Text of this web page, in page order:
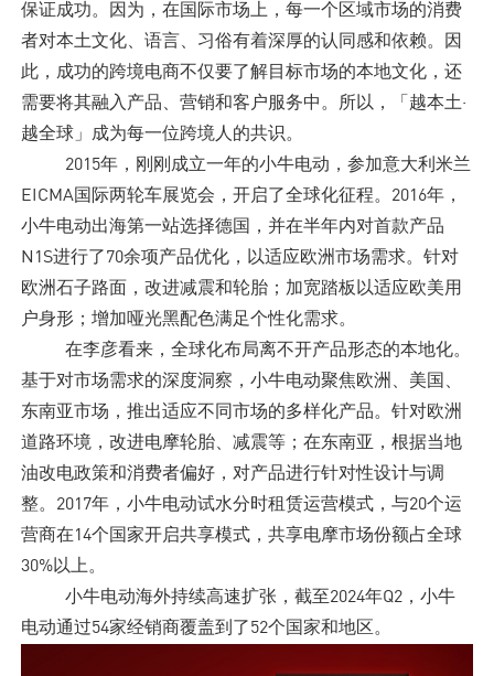
保证成功。因为，在国际市场上，每一个区域市场的消费
者对本土文化、语言、习俗有着深厚的认同感和依赖。因
此，成功的跨境电商不仅要了解目标市场的本地文化，还
需要将其融入产品、营销和客户服务中。所以，「越本土·
越全球」成为每一位跨境人的共识。
2015年，刚刚成立一年的小牛电动，参加意大利米兰
EICMA国际两轮车展览会，开启了全球化征程。2016年，
小牛电动出海第一站选择德国，并在半年内对首款产品
N1S进行了70余项产品优化，以适应欧洲市场需求。针对
欧洲石子路面，改进减震和轮胎；加宽踏板以适应欧美用
户身形；增加哑光黑配色满足个性化需求。
在李彦看来，全球化布局离不开产品形态的本地化。
基于对市场需求的深度洞察，小牛电动聚焦欧洲、美国、
东南亚市场，推出适应不同市场的多样化产品。针对欧洲
道路环境，改进电摩轮胎、减震等；在东南亚，根据当地
油改电政策和消费者偏好，对产品进行针对性设计与调
整。2017年，小牛电动试水分时租赁运营模式，与20个运
营商在14个国家开启共享模式，共享电摩市场份额占全球
30%以上。
小牛电动海外持续高速扩张，截至2024年Q2，小牛
电动通过54家经销商覆盖到了52个国家和地区。